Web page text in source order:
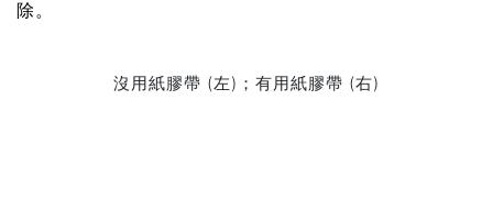
除。
沒用紙膠帶 (左)；有用紙膠帶 (右)